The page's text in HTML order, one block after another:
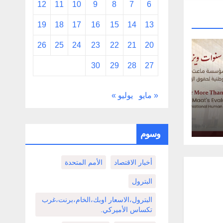
6
7
8
9
10
11
12
13
14
15
16
17
18
19
20
21
22
23
24
25
26
27
28
29
30
« مايو يوليو »
وسوم
أخبار الاقتصاد الأمم المتحدة
البترول
البترول،الاسعار اوبك،الخام،برنت،غرب
تكساس الأميركي.